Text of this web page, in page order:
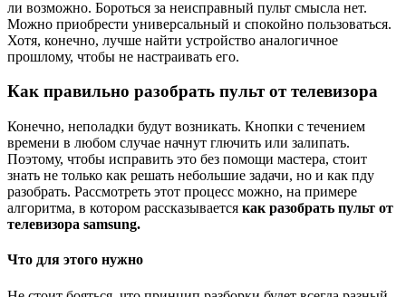
ли возможно. Бороться за неисправный пульт смысла нет.
Можно приобрести универсальный и спокойно пользоваться.
Хотя, конечно, лучше найти устройство аналогичное
прошлому, чтобы не настраивать его.
Как правильно разобрать пульт от телевизора
Конечно, неполадки будут возникать. Кнопки с течением
времени в любом случае начнут глючить или залипать.
Поэтому, чтобы исправить это без помощи мастера, стоит
знать не только как решать небольшие задачи, но и как пду
разобрать. Рассмотреть этот процесс можно, на примере
алгоритма, в котором рассказывается как разобрать пульт от
телевизора samsung.
Что для этого нужно